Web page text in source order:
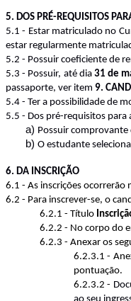
5. DOS PRÉ-REQUISITOS
5.1 - Estar matriculado no
estar regularmente
5.2 - Possuir coeficiente de
5.3 - Possuir, até dia31 de
passaporte, ver item 9.
5.4 - Ter a possibilidade de
5.5 - Dos pré-requisitos para
a) Possuir
b)O estudante
6. DA INSCRIÇÃO
6.1 - As inscrições ocorrerão
6.2 - Para inscrever-se, o
6.2.1 - Título
6.2.2 - No corpo do
6.2.3 - Anexar os
6.2.3.1 -
pontuação.
6.2.3.2 -